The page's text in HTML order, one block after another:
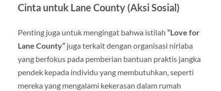
Cinta untuk Lane County (Aksi Sosial)
Penting juga untuk mengingat bahwa istilah “Love for
Lane County”juga terkait dengan organisasi nirlaba
yang berfokus pada pemberian bantuan praktis jangka
pendek kepada individu yang membutuhkan, seperti
mereka yang mengalami kekerasan dalam rumah